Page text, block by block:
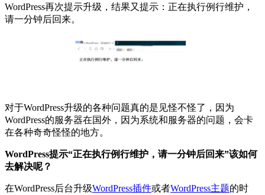
WordPress再次提示升级，结果又提示：正在执行例行维护，
请一分钟后回来。
对于WordPress升级的各种问题真的是见怪不怪了，因为
WordPress的服务器在国外，因为系统和服务器的问题，会卡
在各种奇奇怪怪的地方。
WordPress提示“正在执行例行维护，请一分钟后回来”该如何
去解决呢？
在WordPress后台升级WordPress插件或者WordPress主题的时